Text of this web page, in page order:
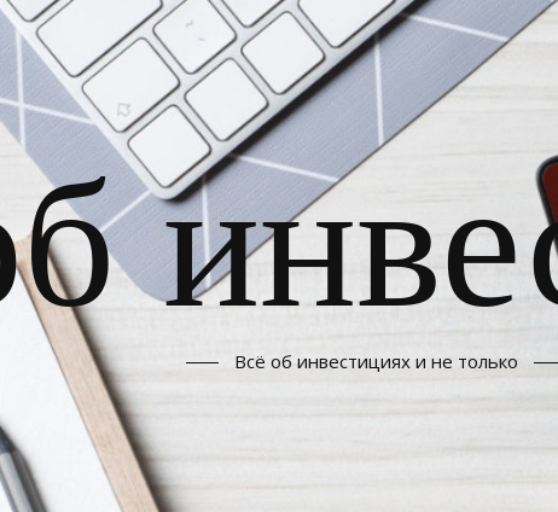
Всё об инвестициях и не только